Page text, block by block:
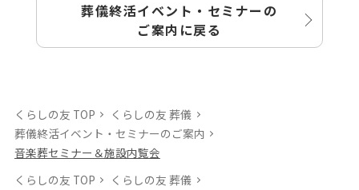
葬儀終活イベント・セミナーの
ご案内に戻る
くらしの友 TOP
くらしの友 葬儀
葬儀終活イベント・セミナーのご案内
音楽葬セミナー＆施設内覧会
くらしの友 TOP
くらしの友 葬儀